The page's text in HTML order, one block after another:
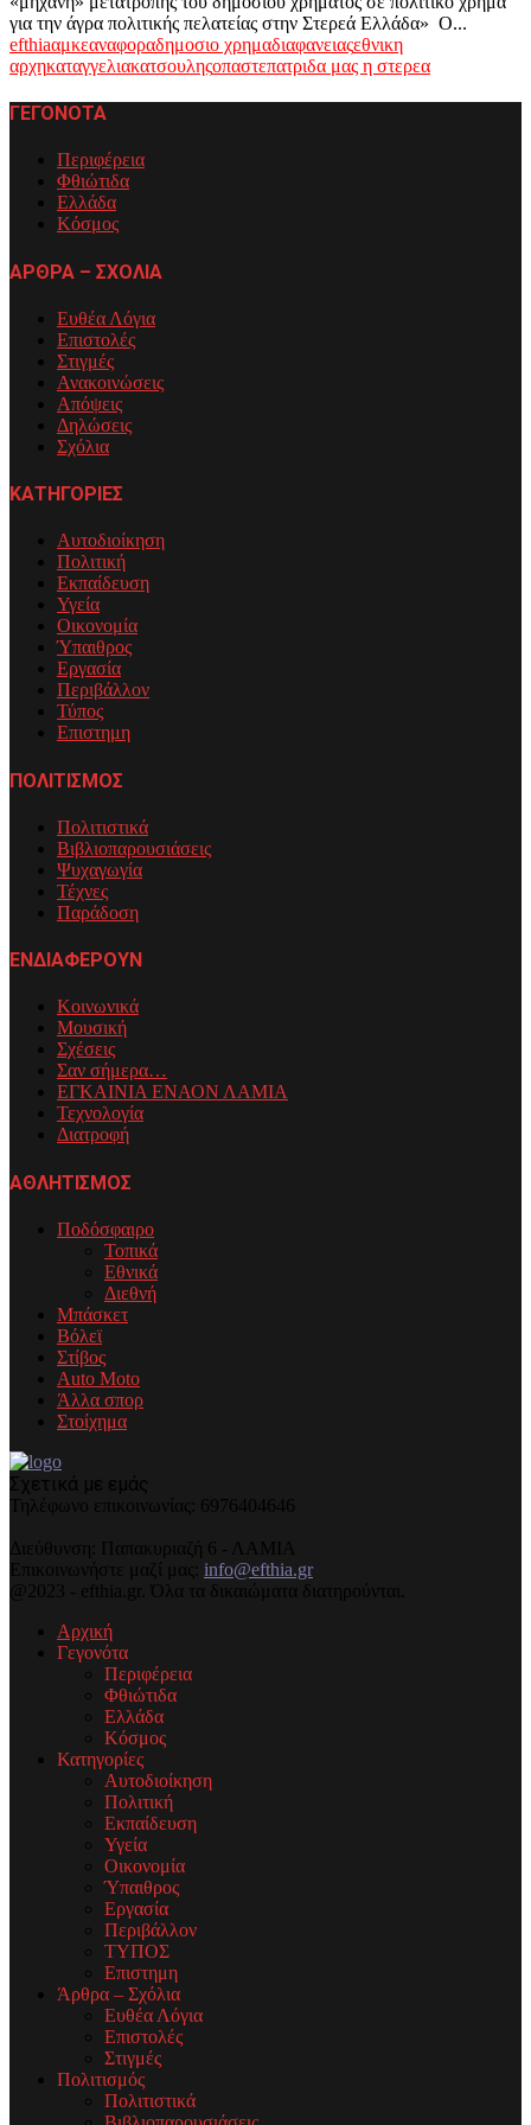
για την άγρα πολιτικής πελατείας στην Στερεά Ελλάδα» Ο...
efthiaαμκεαναφοραδημοσιο χρημαδιαφανειαςεθνικη
αρχηκαταγγελιακατσουληςοπαστεπατριδα μας η στερεα
ΓΕΓΟΝΟΤΑ
Περιφέρεια
Φθιώτιδα
Ελλάδα
Κόσμος
ΑΡΘΡΑ – ΣΧΟΛΙΑ
Ευθέα Λόγια
Επιστολές
Στιγμές
Ανακοινώσεις
Απόψεις
Δηλώσεις
Σχόλια
ΚΑΤΗΓΟΡΙΕΣ
Αυτοδιοίκηση
Πολιτική
Εκπαίδευση
Υγεία
Οικονομία
Ύπαιθρος
Εργασία
Περιβάλλον
Τύπος
Επιστημη
ΠΟΛΙΤΙΣΜΟΣ
Πολιτιστικά
Βιβλιοπαρουσιάσεις
Ψυχαγωγία
Τέχνες
Παράδοση
ΕΝΔΙΑΦΕΡΟΥΝ
Κοινωνικά
Μουσική
Σχέσεις
Σαν σήμερα…
ΕΓΚΑΙΝΙΑ ΕΝΑΟΝ ΛΑΜΙΑ
Τεχνολογία
Διατροφή
ΑΘΛΗΤΙΣΜΟΣ
Ποδόσφαιρο
Τοπικά
Εθνικά
Διεθνή
Μπάσκετ
Βόλεϊ
Στίβος
Auto Moto
Άλλα σπορ
Στοίχημα
Σχετικά με εμάς
Τηλέφωνo επικοινωνίας: 6976404646
Διεύθυνση: Παπακυριαζή 6 - ΛΑΜΙΑ
Επικοινωνήστε μαζί μας: info@efthia.gr
@2023 - efthia.gr. Όλα τα δικαιώματα διατηρούνται.
Αρχική
Γεγονότα
Περιφέρεια
Φθιώτιδα
Ελλάδα
Κόσμος
Κατηγορίες
Αυτοδιοίκηση
Πολιτική
Εκπαίδευση
Υγεία
Οικονομία
Ύπαιθρος
Εργασία
Περιβάλλον
ΤΥΠΟΣ
Επιστημη
Άρθρα – Σχόλια
Ευθέα Λόγια
Επιστολές
Στιγμές
Πολιτισμός
Πολιτιστικά